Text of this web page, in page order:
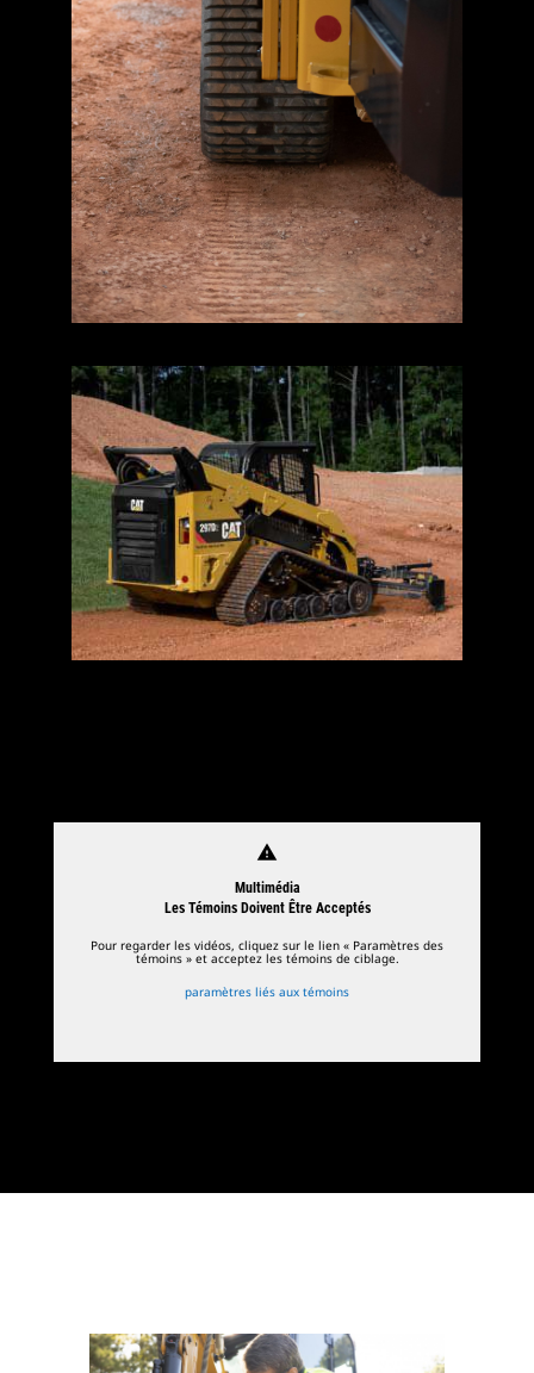
warning
Multimédia
Les Témoins Doivent Être Acceptés
Pour regarder les vidéos, cliquez sur le lien « Paramètres des
témoins » et acceptez les témoins de ciblage.
paramètres liés aux témoins